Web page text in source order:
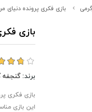
بازی فکری پرونده دنیای
بازی
برند:گنجفه
بازی فکری
این بازی مناسب